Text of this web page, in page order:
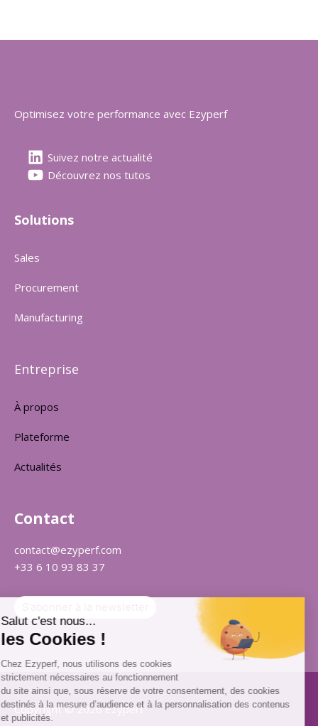
Optimisez votre performance avec Ezyperf
Suivez notre actualité
Découvrez nos tutos
Solutions
Sales
Procurement
Manufacturing
Entreprise
À propos
Plateforme
Actualités
Contact
contact@ezyperf.com
+33 6 10 93 83 37
Copyright © 2026 Ezyperf